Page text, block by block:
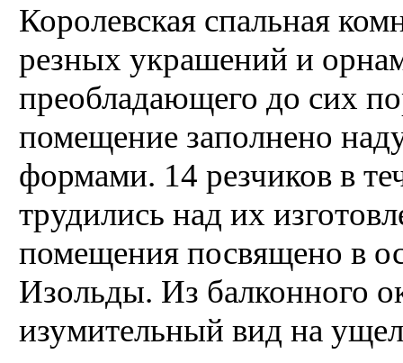
Королевская спальная
резных украшений и
преобладающего до сих
помещение заполнено
формами. 14 резчиков в
трудились над их
помещения посвящено в
Изольды. Из балконного
изумительный вид на